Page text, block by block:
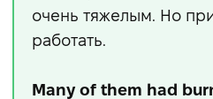
очень тяжелым. Но
работать.
Many of them had